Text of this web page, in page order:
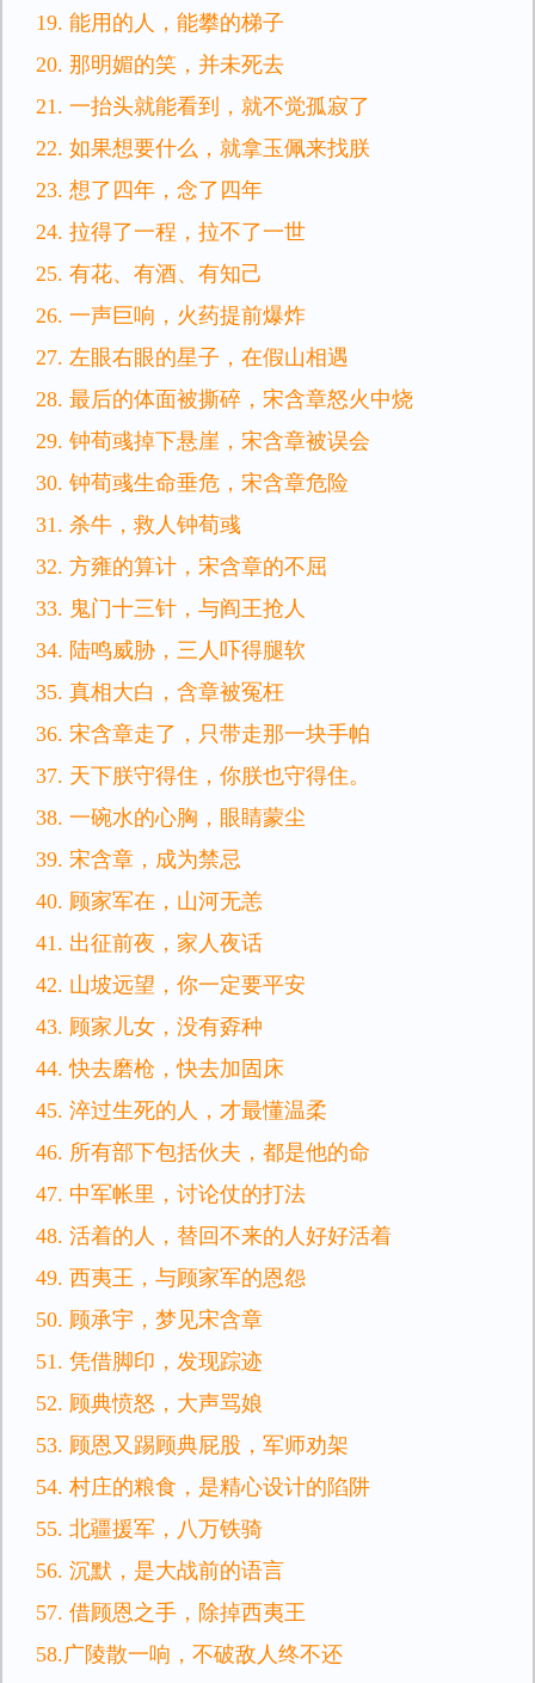
19. 能用的人，能攀的梯子
20. 那明媚的笑，并未死去
21. 一抬头就能看到，就不觉孤寂了
22. 如果想要什么，就拿玉佩来找朕
23. 想了四年，念了四年
24. 拉得了一程，拉不了一世
25. 有花、有酒、有知己
26. 一声巨响，火药提前爆炸
27. 左眼右眼的星子，在假山相遇
28. 最后的体面被撕碎，宋含章怒火中烧
29. 钟荀彧掉下悬崖，宋含章被误会
30. 钟荀彧生命垂危，宋含章危险
31. 杀牛，救人钟荀彧
32. 方雍的算计，宋含章的不屈
33. 鬼门十三针，与阎王抢人
34. 陆鸣威胁，三人吓得腿软
35. 真相大白，含章被冤枉
36. 宋含章走了，只带走那一块手帕
37. 天下朕守得住，你朕也守得住。
38. 一碗水的心胸，眼睛蒙尘
39. 宋含章，成为禁忌
40. 顾家军在，山河无恙
41. 出征前夜，家人夜话
42. 山坡远望，你一定要平安
43. 顾家儿女，没有孬种
44. 快去磨枪，快去加固床
45. 淬过生死的人，才最懂温柔
46. 所有部下包括伙夫，都是他的命
47. 中军帐里，讨论仗的打法
48. 活着的人，替回不来的人好好活着
49. 西夷王，与顾家军的恩怨
50. 顾承宇，梦见宋含章
51. 凭借脚印，发现踪迹
52. 顾典愤怒，大声骂娘
53. 顾恩又踢顾典屁股，军师劝架
54. 村庄的粮食，是精心设计的陷阱
55. 北疆援军，八万铁骑
56. 沉默，是大战前的语言
57. 借顾恩之手，除掉西夷王
58.广陵散一响，不破敌人终不还